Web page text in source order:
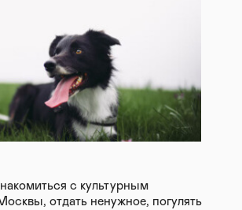
с культурным
отдать ненужное, погулять